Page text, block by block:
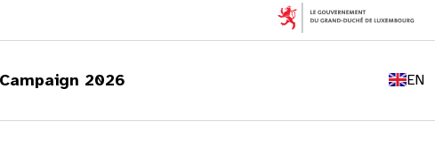
Campaign 2026 EN
FR
LU